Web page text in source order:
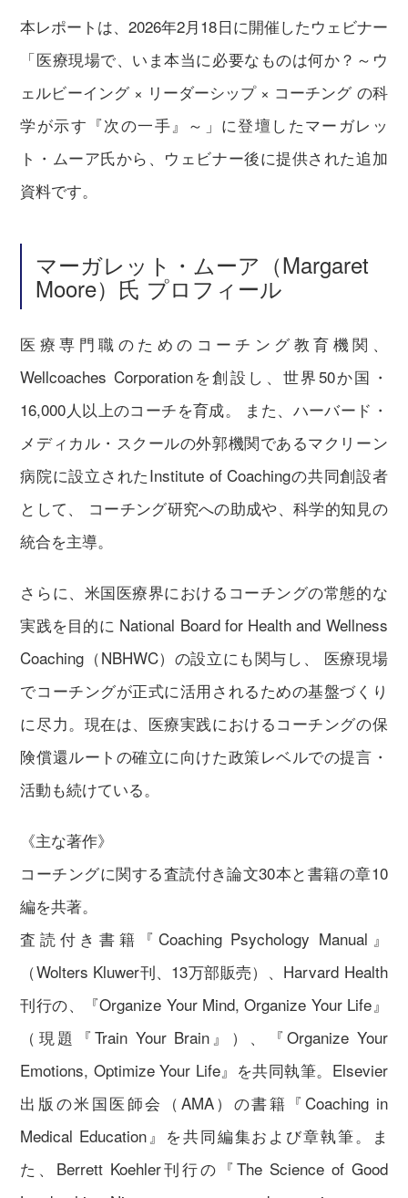
本レポートは、2026年2月18日に開催したウェビナー
「医療現場で、いま本当に必要なものは何か？～ウ
ェルビーイング × リーダーシップ × コーチング の科
学が示す『次の一手』～」に登壇したマーガレッ
ト・ムーア氏から、ウェビナー後に提供された追加
資料です。
マーガレット・ムーア（Margaret
Moore）氏 プロフィール
医療専門職のためのコーチング教育機関、
Wellcoaches Corporationを創設し、世界50か国・
16,000人以上のコーチを育成。 また、ハーバード・
メディカル・スクールの外郭機関であるマクリーン
病院に設立されたInstitute of Coachingの共同創設者
として、 コーチング研究への助成や、科学的知見の
統合を主導。
さらに、米国医療界におけるコーチングの常態的な
実践を目的に National Board for Health and Wellness
Coaching（NBHWC）の設立にも関与し、 医療現場
でコーチングが正式に活用されるための基盤づくり
に尽力。現在は、医療実践におけるコーチングの保
険償還ルートの確立に向けた政策レベルでの提言・
活動も続けている。
《主な著作》
コーチングに関する査読付き論文30本と書籍の章10
編を共著。
査読付き書籍『Coaching Psychology Manual』
（Wolters Kluwer刊、13万部販売）、Harvard Health
刊行の、『Organize Your Mind, Organize Your Life』
（現題『Train Your Brain』）、『Organize Your
Emotions, Optimize Your Life』を共同執筆。Elsevier
出版の米国医師会（AMA）の書籍『Coaching in
Medical Education』を共同編集および章執筆。ま
た、Berrett Koehler刊行の『The Science of Good